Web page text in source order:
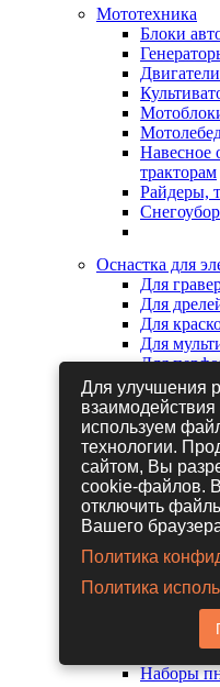
Мототехника
Блоки
Навесное
тракторам
Райдеры,
Оснастка для
Для
Для
Для
Для
Для
Для
Для
Для
Для
Для
Для
Для
Для
Дрели
Другие
Наборы
Для улучшения
используем
технологии.
сайтом, Вы
cookie-файлов.
отключить
Вашего
Политика
Политика